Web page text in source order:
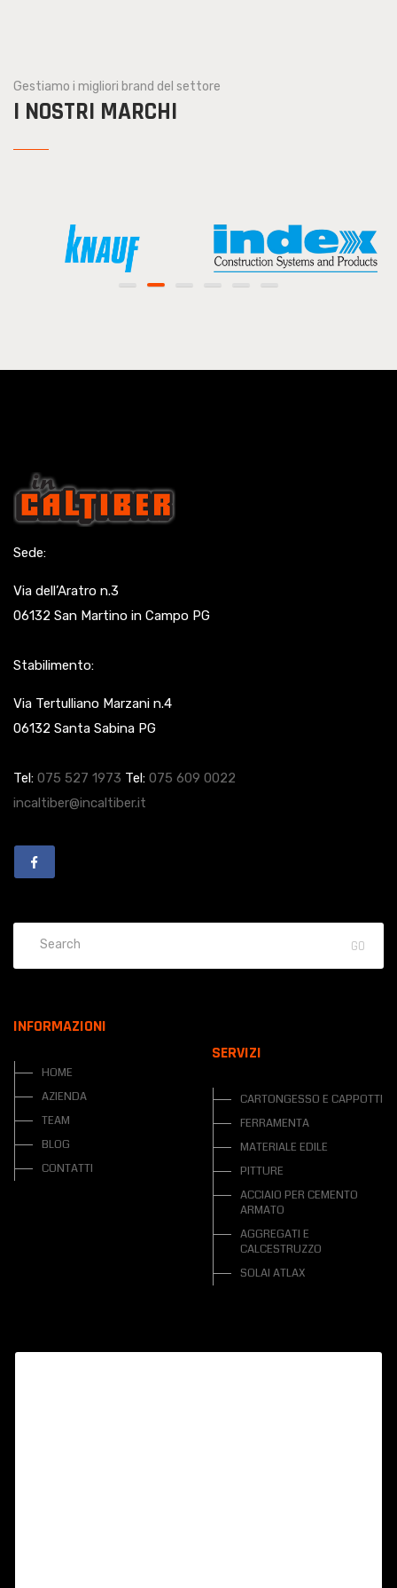
I NOSTRI MARCHI
Gestiamo i migliori brand del settore
Sede:
Via dell’Aratro n.3
06132 San Martino in Campo PG
Stabilimento:
Via Tertulliano Marzani n.4
06132 Santa Sabina PG
Tel: 075 527 1973 Tel: 075 609 0022
incaltiber@incaltiber.it
INFORMAZIONI
HOME
AZIENDA
TEAM
BLOG
CONTATTI
SERVIZI
CARTONGESSO E CAPPOTTI
FERRAMENTA
MATERIALE EDILE
PITTURE
ACCIAIO PER CEMENTO
ARMATO
AGGREGATI E
CALCESTRUZZO
SOLAI ATLAX